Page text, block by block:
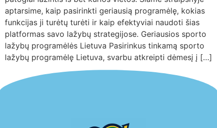
aptarsime, kaip pasirinkti geriausią programėlę, kokias
funkcijas ji turėtų turėti ir kaip efektyviai naudoti šias
platformas savo lažybų strategijose. Geriausios sporto
lažybų programėlės Lietuva Pasirinkus tinkamą sporto
lažybų programėlę Lietuva, svarbu atkreipti dėmesį į […]